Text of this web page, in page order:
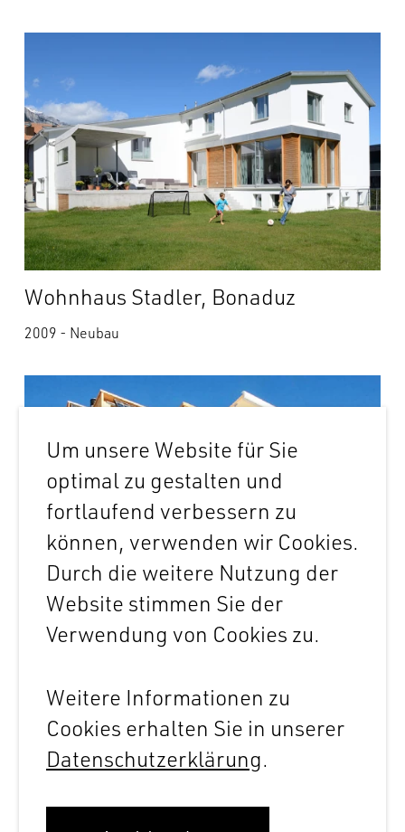
BÜRO
PROJEKTE
JOBS
Wohnhaus Stadler, Bonaduz
2009 - Neubau
Bauökologische Beratung Strohhaus,
2008 - Neubau
Um unsere Website für Sie
optimal zu gestalten und
fortlaufend verbessern zu
können, verwenden wir Cookies.
Durch die weitere Nutzung der
Website stimmen Sie der
Verwendung von Cookies zu.
Weitere Informationen zu
Cookies erhalten Sie in unserer
Datenschutzerklärung.